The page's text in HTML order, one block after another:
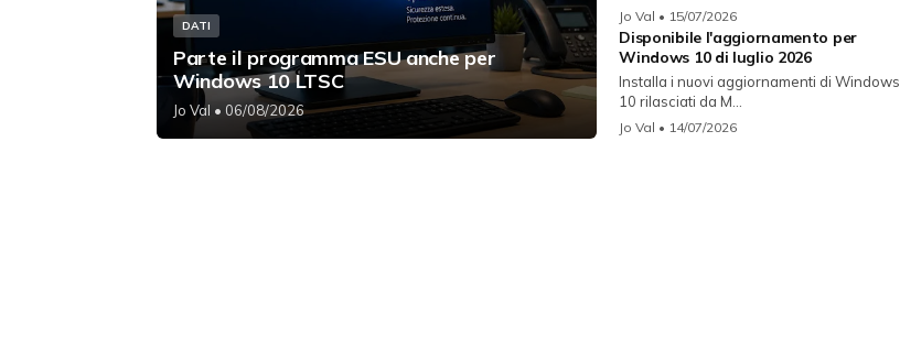
DATI
Parte il programma ESU anche per
Windows 10 LTSC
Jo Val • 06/08/2026
Jo Val • 15/07/2026
Disponibile l'aggiornamento per
Windows 10 di luglio 2026
Installa i nuovi aggiornamenti di Windows
10 rilasciati da M...
Jo Val • 14/07/2026